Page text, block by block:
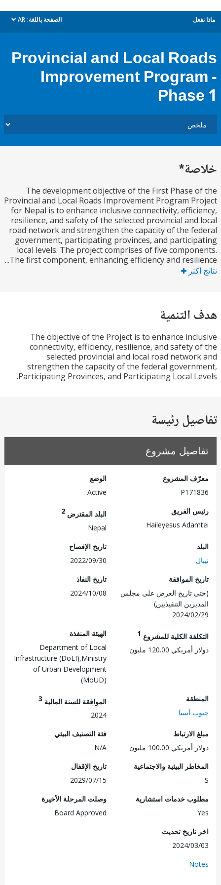
الصفحة باللغة: AR
dropdown
Provincial and Local
Improvement
The development objective of the First Phase
Provincial and Local Roads Improvement Program
for Nepal is to enhance inclusive connectivity,
resilience, and safety of the selected provincial
road network and strengthen the capacity of the
government, participating provinces, and
local levels. The project comprises of five
The first component, enhancing efficiency and
The objective of the Project is to enhance
connectivity, efficiency, resilience, and safety
selected provincial and local road
strengthen the capacity of the federal
Participating Provinces, and Participating Local
رئيسة
مشروع
المشروع
الفريق
Haileyesus
البلد المقترض
تاريخ الإفصاح
2022/09/30
الموافقة
تاريخ العرض على مجلس
التنفيذيين)
2024/
تاريخ النفاذ
2024/10/08
الكلية للمشروع1
120.00 مليون
الهيئة المنفذة
Department of Local
Infrastructure (DoLI),Ministry
of Urban Development
(MoUD)
آسيا
الموافقة للسنة المالية3
100.00 مليون
فئة التصنيف البيئي
N/A
البيئية والاجتماعية
تاريخ الإقفال
2029/07/15
خدمات استشارية
وصلت المرحلة الأخيرة
Board Approved
تحديث
2024/